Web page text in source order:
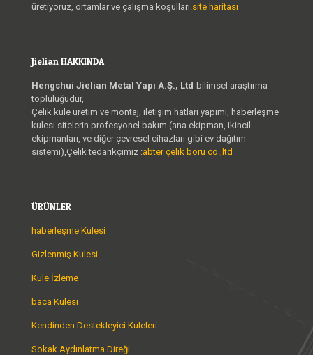
üretiyoruz, ortamlar ve çalışma koşulları. site haritası
Jielian HAKKINDA
Hengshui Jielian Metal Yapı A.Ş., Ltd-bilimsel araştırma
topluluğudur,
Çelik kule üretim ve montaj, iletişim hatları yapımı, haberleşme
kulesi sitelerin profesyonel bakım (ana ekipman, ikincil
ekipmanları, ve diğer çevresel cihazları gibi ev dağıtım
sistemi),Çelik tedarikçimiz :abter çelik boru co.,ltd
ÜRÜNLER
haberleşme Kulesi
Gizlenmiş Kulesi
Kule İzleme
baca Kulesi
Kendinden Destekleyici Kuleleri
Sokak Aydınlatma Direği